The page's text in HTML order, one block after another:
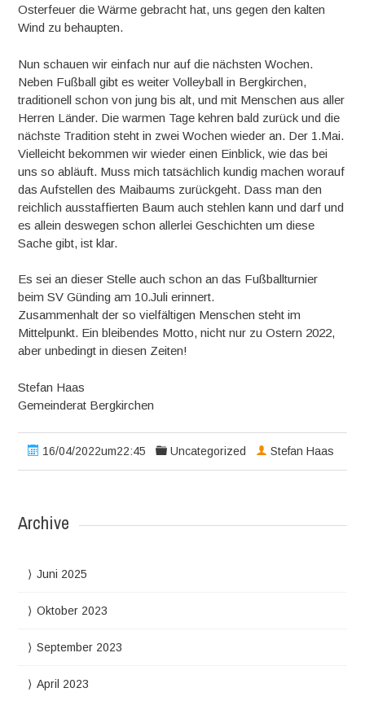
Osterfeuer die Wärme gebracht hat, uns gegen den kalten
Wind zu behaupten.
Nun schauen wir einfach nur auf die nächsten Wochen.
Neben Fußball gibt es weiter Volleyball in Bergkirchen,
traditionell schon von jung bis alt, und mit Menschen aus aller
Herren Länder. Die warmen Tage kehren bald zurück und die
nächste Tradition steht in zwei Wochen wieder an. Der 1.Mai.
Vielleicht bekommen wir wieder einen Einblick, wie das bei
uns so abläuft. Muss mich tatsächlich kundig machen worauf
das Aufstellen des Maibaums zurückgeht. Dass man den
reichlich ausstaffierten Baum auch stehlen kann und darf und
es allein deswegen schon allerlei Geschichten um diese
Sache gibt, ist klar.
Es sei an dieser Stelle auch schon an das Fußballturnier
beim SV Günding am 10.Juli erinnert.
Zusammenhalt der so vielfältigen Menschen steht im
Mittelpunkt. Ein bleibendes Motto, nicht nur zu Ostern 2022,
aber unbedingt in diesen Zeiten!
Stefan Haas
Gemeinderat Bergkirchen
16/04/2022um22:45 Uncategorized Stefan Haas
Archive
Juni 2025
Oktober 2023
September 2023
April 2023